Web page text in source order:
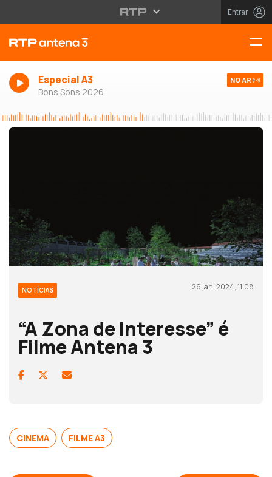
Entrar
Especial A3
Bons Sons 2026
NO AR
NOTÍCIAS 26 jan, 2024, 11:08
“A Zona de Interesse” é
Filme Antena 3
CINEMA FILME A3